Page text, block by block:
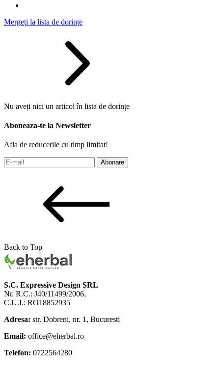
Mergeți la lista de dorințe
Nu aveți nici un articol în lista de dorințe
Aboneaza-te la Newsletter
Afla de reducerile cu timp limitat!
Abonare
Back to Top
S.C. Expressive Design SRL
Nr. R.C.: J40/11499/2006,
C.U.I.: RO18852935
Adresa: str. Dobreni, nr. 1, Bucuresti
Email: office@eherbal.ro
Telefon: 0722564280